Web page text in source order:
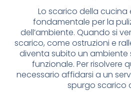
Lo scarico della cucina
fondamentale per la
dell’ambiente. Quando si
scarico, come ostruzioni e
diventa subito un
funzionale. Per risolvere
necessario affidarsi a un
spurgo scarico